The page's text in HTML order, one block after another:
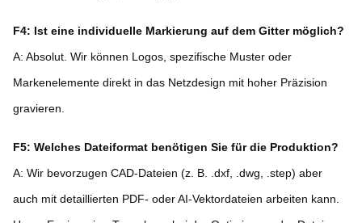
F4: Ist eine individuelle Markierung auf dem Gitter möglich?
A: Absolut. Wir können Logos, spezifische Muster oder
Markenelemente direkt in das Netzdesign mit hoher Präzision
gravieren.
F5: Welches Dateiformat benötigen Sie für die Produktion?
A: Wir bevorzugen CAD-Dateien (z. B. .dxf, .dwg, .step) aber
auch mit detaillierten PDF- oder AI-Vektordateien arbeiten kann.